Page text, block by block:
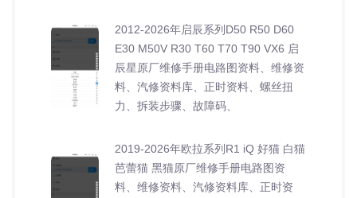
2012-2026年启辰系列D50 R50 D60
E30 M50V R30 T60 T70 T90 VX6 启
辰星原厂维修手册电路图资料、维修资
料、汽修资料库、正时资料、螺丝扭
力、拆装步骤、故障码、
2019-2026年欧拉系列R1 iQ 好猫 白猫
芭蕾猫 黑猫原厂维修手册电路图资
料、维修资料、汽修资料库、正时资